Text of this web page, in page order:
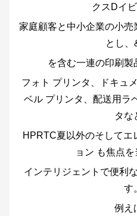
クス Dイ
家庭顧客と中小企業の小
とし、
を含む一連の印刷製
フォト プリンタ、ドキュ
ベル プリンタ、配送用ラ
タな
HPRTC夏以外のそしてエ
ョン も焦点
インテリジェントで便利
す
例え